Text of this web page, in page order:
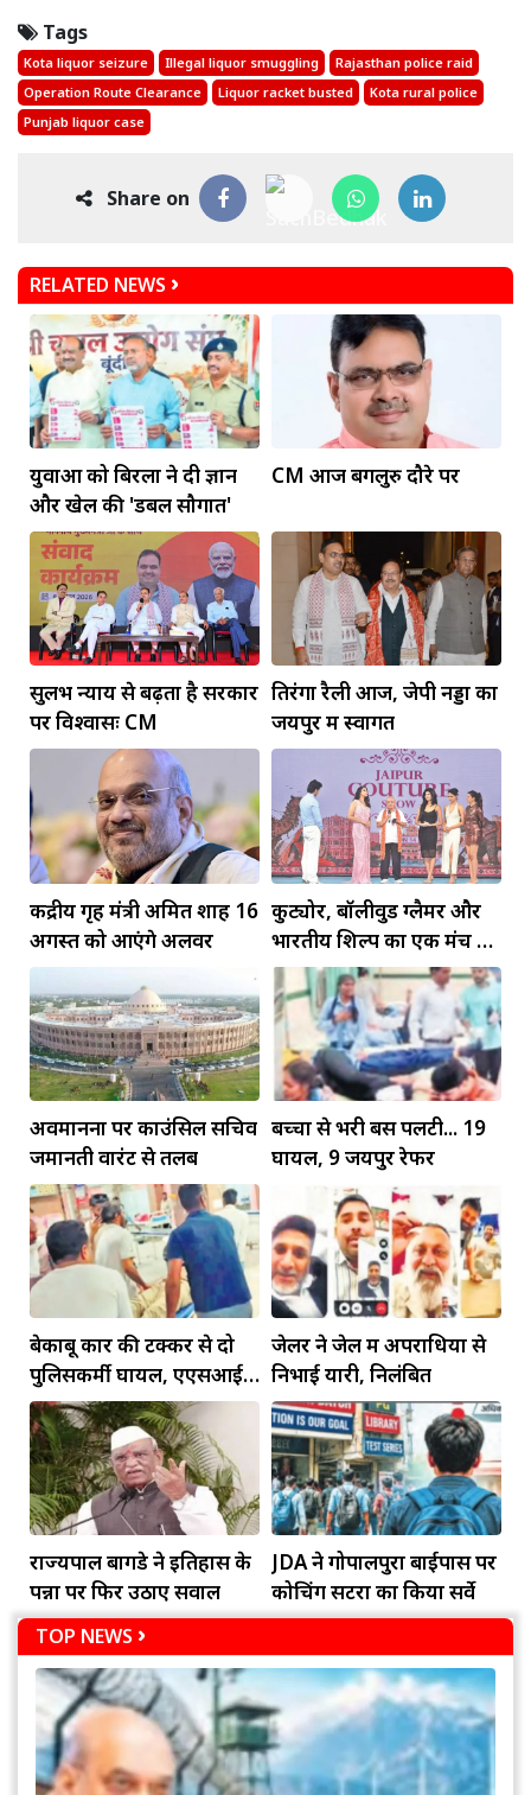
Tags
Kota liquor seizure Illegal liquor smuggling
Rajasthan police raid
Operation Route Clearance
Liquor racket busted
Kota rural police
Punjab liquor case
Share on
RELATED NEWS
युवाओं को बिरला ने दी ज्ञान
और खेल की 'डबल सौगात'
CM आज बेंगलुरु दौरे पर
सुलभ न्याय से बढ़ता है सरकार
पर विश्वासः CM
तिरंगा रैली आज, जेपी नड्डा का
जयपुर में स्वागत
केंद्रीय गृह मंत्री अमित शाह 16
अगस्त को आएंगे अलवर
कुट्योर, बॉलीवुड ग्लैमर और
भारतीय शिल्प का एक मंच पर
जलवा
अवमानना पर काउंसिल सचिव
जमानती वारंट से तलब
बच्चों से भरी बस पलटी... 19
घायल, 9 जयपुर रेफर
बेकाबू कार की टक्कर से दो
पुलिसकर्मी घायल, एएसआई
की हालत गंभीर
जेलर ने जेल में अपराधियों से
निभाई यारी, निलंबित
राज्यपाल बागडे ने इतिहास के
पन्नों पर फिर उठाए सवाल
JDA ने गोपालपुरा बाईपास पर
कोचिंग सेंटरों का किया सर्वे
TOP NEWS